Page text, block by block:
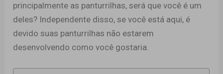
principalmente as panturrilhas, será que você é um
deles? Independente disso, se você está aqui, é
devido suas panturrilhas não estarem
desenvolvendo como você gostaria.